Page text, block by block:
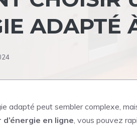
ADAPTÉ
adapté peut sembler complexe,
en ligne, vous pouvez